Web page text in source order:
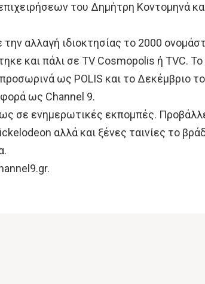
του Δημήτρη Κοντομηνά
αλλαγή ιδιοκτησίας το 2000
και πάλι σε TV Cosmopolis ή TVC.
ως POLIS και το Δεκέμβριο
ως Channel 9.
σε ενημερωτικές εκπομπές.
αλλά και ξένες ταινίες το